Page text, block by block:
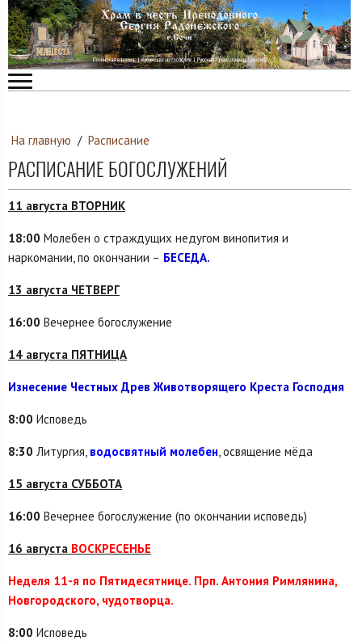
На главную / Расписание
РАСПИСАНИЕ БОГОСЛУЖЕНИЙ
11 августа ВТОРНИК
18:00 Молебен о страждущих недугом винопития и
наркомании, по окончании – БЕСЕДА.
13 августа ЧЕТВЕРГ
16:00 Вечернее богослужение
14 августа ПЯТНИЦА
Изнесение Честных Древ Животворящего Креста Господня
8:00 Исповедь
8:30 Литургия, водосвятный молебен , освящение мёда
15 августа СУББОТА
16:00 Вечернее богослужение (по окончании исповедь)
16 августа ВОСКРЕСЕНЬЕ
Неделя 11-я по Пятидесятнице. Прп. Антония Римлянина,
Новгородского, чудотворца.
8:00 Исповедь